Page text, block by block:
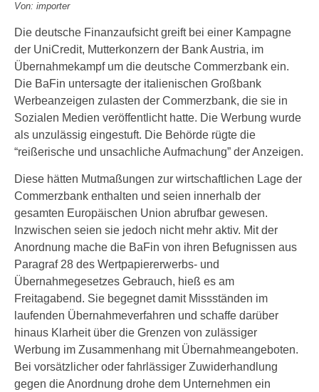
Von: importer
Die deutsche Finanzaufsicht greift bei einer Kampagne
der UniCredit, Mutterkonzern der Bank Austria, im
Übernahmekampf um die deutsche Commerzbank ein.
Die BaFin untersagte der italienischen Großbank
Werbeanzeigen zulasten der Commerzbank, die sie in
Sozialen Medien veröffentlicht hatte. Die Werbung wurde
als unzulässig eingestuft. Die Behörde rügte die
“reißerische und unsachliche Aufmachung” der Anzeigen.
Diese hätten Mutmaßungen zur wirtschaftlichen Lage der
Commerzbank enthalten und seien innerhalb der
gesamten Europäischen Union abrufbar gewesen.
Inzwischen seien sie jedoch nicht mehr aktiv. Mit der
Anordnung mache die BaFin von ihren Befugnissen aus
Paragraf 28 des Wertpapiererwerbs- und
Übernahmegesetzes Gebrauch, hieß es am
Freitagabend. Sie begegnet damit Missständen im
laufenden Übernahmeverfahren und schaffe darüber
hinaus Klarheit über die Grenzen von zulässiger
Werbung im Zusammenhang mit Übernahmeangeboten.
Bei vorsätzlicher oder fahrlässiger Zuwiderhandlung
gegen die Anordnung drohe dem Unternehmen ein